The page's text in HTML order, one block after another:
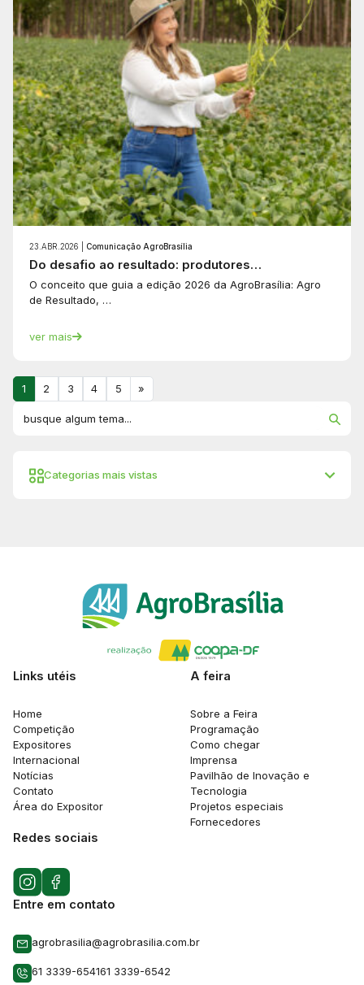
Categorias mais vistas
23.ABR.2026 | Comunicação AgroBrasília
Do desafio ao resultado: produtores…
O conceito que guia a edição 2026 da AgroBrasília: Agro
de Resultado, …
ver mais
1 2 3 4 5 »
Links utéis
Home
Competição
Expositores
Internacional
Notícias
Contato
Área do Expositor
A feira
Sobre a Feira
Programação
Como chegar
Imprensa
Pavilhão de Inovação e
Tecnologia
Projetos especiais
Fornecedores
Redes sociais
Entre em contato
agrobrasilia@agrobrasilia.com.br
61 3339-654161 3339-6542